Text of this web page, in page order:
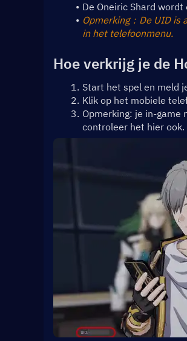
De Oneiric Shard
Opmerking：De UID
in het telefoonmenu.
Hoe verkrijg je de
Start het spel en meld
Klik op het mobiele
Opmerking: je in-game
controleer het hier ook.